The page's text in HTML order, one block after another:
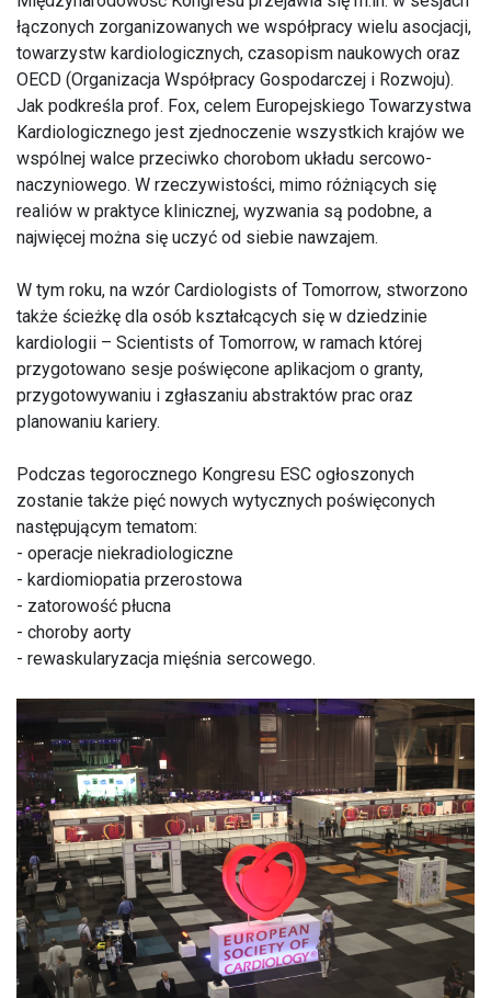
łączonych zorganizowanych we współpracy wielu asocjacji,
towarzystw kardiologicznych, czasopism naukowych oraz
OECD (Organizacja Współpracy Gospodarczej i Rozwoju).
Jak podkreśla prof. Fox, celem Europejskiego Towarzystwa
Kardiologicznego jest zjednoczenie wszystkich krajów we
wspólnej walce przeciwko chorobom układu sercowo-
naczyniowego. W rzeczywistości, mimo różniących się
realiów w praktyce klinicznej, wyzwania są podobne, a
najwięcej można się uczyć od siebie nawzajem.
W tym roku, na wzór Cardiologists of Tomorrow, stworzono
także ścieżkę dla osób kształcących się w dziedzinie
kardiologii – Scientists of Tomorrow, w ramach której
przygotowano sesje poświęcone aplikacjom o granty,
przygotowywaniu i zgłaszaniu abstraktów prac oraz
planowaniu kariery.
Podczas tegorocznego Kongresu ESC ogłoszonych
zostanie także pięć nowych wytycznych poświęconych
następującym tematom:
- operacje niekradiologiczne
- kardiomiopatia przerostowa
- zatorowość płucna
- choroby aorty
- rewaskularyzacja mięśnia sercowego.